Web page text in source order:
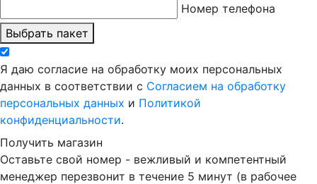
Номер телефона
Выбрать пакет
Я даю согласие на обработку моих персональных
данных в соответствии с Согласием на обработку
персональных данных и Политикой
конфиденциальности.
Получить магазин
Оставьте свой номер - вежливый и компетентный
менеджер перезвонит в течение 5 минут (в рабочее